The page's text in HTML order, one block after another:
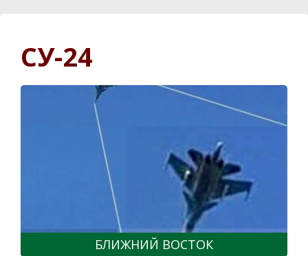
СУ-24
БЛИЖНИЙ ВОСТОК